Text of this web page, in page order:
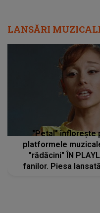
LANSĂRI
"Petal" înflorește
platformele
"rădăcini" ÎN
fanilor. Piesa